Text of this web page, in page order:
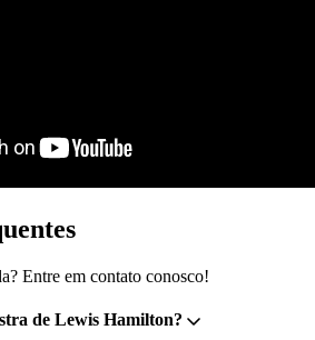
Entre em contato conosco!
de Lewis Hamilton?